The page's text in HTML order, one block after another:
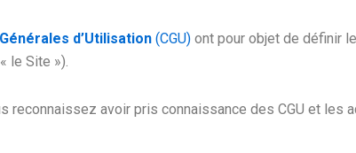
d’Utilisation (CGU) ont pour objet de définir
le Site »).
reconnaissez avoir pris connaissance des CGU et les